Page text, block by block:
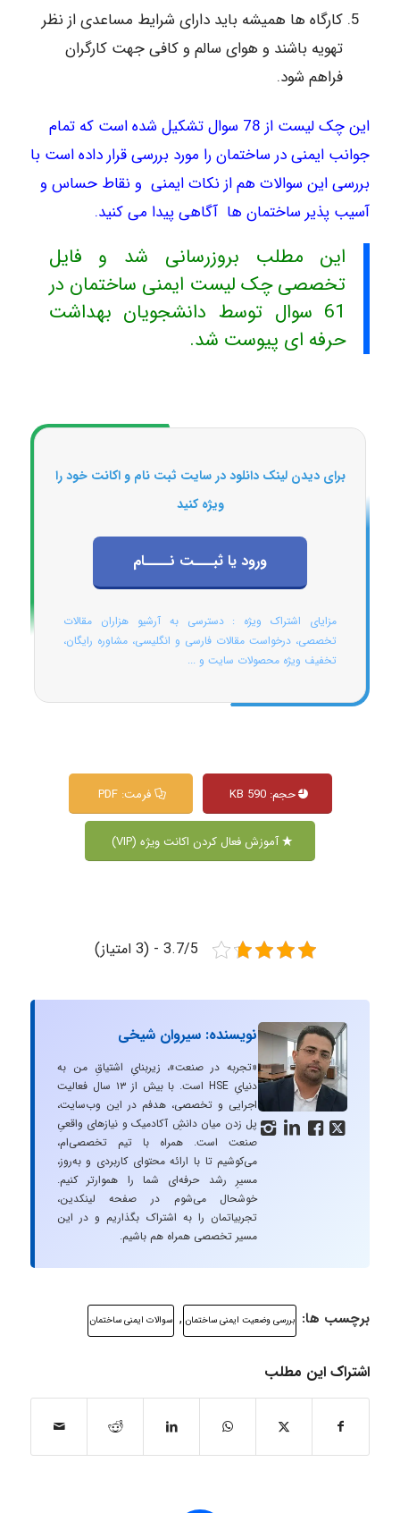
کارگاه ها همیشه باید دارای شرایط مساعدی از نظر
تهویه باشند و هوای سالم و کافی جهت کارگران
فراهم شود.
اینچک لیست
از 78 سوال تشکیل شده است که تمام
جوانب ایمنی در ساختمان را مورد بررسی قرار داده است با
بررسی این سوالات هم از نکاتایمنیو نقاط حساس و
آسیب پذیر ساختمان ها آگاهی پیدا می کنید.
این مطلب بروزرسانی شد و فایل
تخصصی چک لیست ایمنی ساختمان در
61 سوال توسط دانشجویان بهداشت
حرفه ای پیوست شد.
برای دیدن لینک دانلود در سایت ثبت نام و اکانت خود را
ویژه کنید
ورود یا ثبـــت نــــام
مزایای اشتراک ویژه : دسترسی به آرشیو هزاران مقالات
تخصصی، درخواست مقالات فارسی و انگلیسی، مشاوره رایگان،
تخفیف ویژه محصولات سایت و ...
حجم: 590 KB فرمت: PDF
آموزش فعال کردن اکانت ویژه (VIP)
3.7/5 - (3 امتیاز)
   
نویسنده: سیروان شیخی
«تجربه در صنعت»، زیربنایِ اشتیاقِ من به
دنیایِ HSE است. با بیش از ۱۳ سال فعالیت
اجرایی و تخصصی، هدفم در این وب‌سایت،
پل زدن میان دانشِ آکادمیک و نیازهای واقعیِ
صنعت است. همراه با تیم تخصصی‌ام،
می‌کوشیم تا با ارائه محتوای کاربردی و به‌روز،
مسیرِ رشد حرفه‌ای شما را هموارتر کنیم.
خوشحال می‌شوم در صفحه لینکدین،
تجربیاتمان را به اشتراک بگذاریم و در این
مسیر تخصصی همراه هم باشیم.
برچسب ها: بررسی وضعیت ایمنی ساختمان , سوالات ایمنی ساختمان
اشتراک این مطلب